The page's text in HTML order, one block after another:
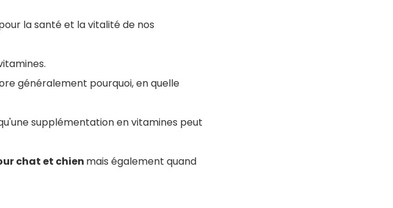
la santé et la vitalité de nos
généralement pourquoi, en quelle
supplémentation en vitamines peut
chat et chien mais également quand